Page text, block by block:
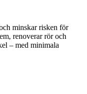
minskar risken för
renoverar rör och
– med minimala